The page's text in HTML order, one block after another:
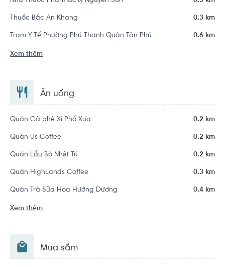
Thuốc Bắc An Khang 0.3 km
Trạm Y Tế Phường Phú Thạnh Quận Tân Phú 0.6 km
Xem thêm
Ăn uống
Quán Cà phê Xì Phố Xưa 0.2 km
Quán Us Coffee 0.2 km
Quán Lẩu Bò Nhật Tú 0.2 km
Quán HighLands Coffee 0.3 km
Quán Trà Sữa Hoa Hướng Dương 0.4 km
Xem thêm
Mua sắm